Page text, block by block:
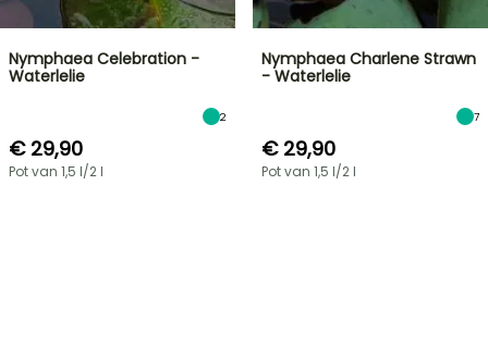
Nymphaea Celebration -
Waterlelie
2
€ 29,90
Pot van 1,5 l/2 l
Nymphaea Charlene Strawn
- Waterlelie
7
€ 29,90
Pot van 1,5 l/2 l